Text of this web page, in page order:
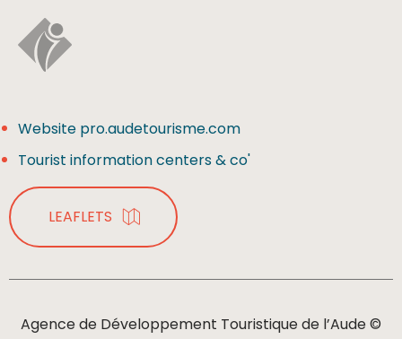
Website pro.audetourisme.com
Tourist information centers & co'
LEAFLETS
Agence de Développement Touristique de l’Aude ©